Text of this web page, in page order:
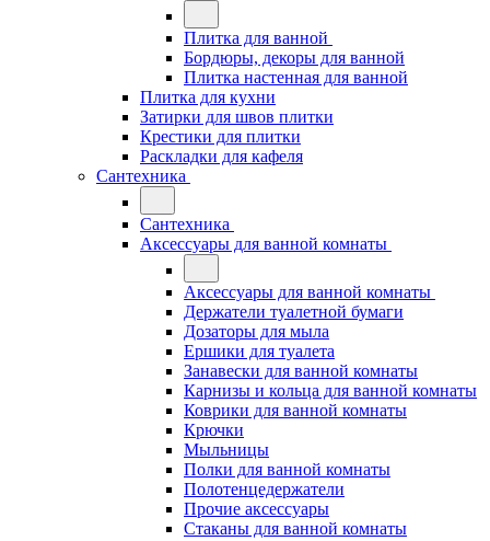
Плитка для ванной
Бордюры, декоры для ванной
Плитка настенная для ванной
Плитка для кухни
Затирки для швов плитки
Крестики для плитки
Раскладки для кафеля
Сантехника
Сантехника
Аксессуары для ванной комнаты
Аксессуары для ванной комнаты
Держатели туалетной бумаги
Дозаторы для мыла
Ершики для туалета
Занавески для ванной комнаты
Карнизы и кольца для ванной комнаты
Коврики для ванной комнаты
Крючки
Мыльницы
Полки для ванной комнаты
Полотенцедержатели
Прочие аксессуары
Стаканы для ванной комнаты